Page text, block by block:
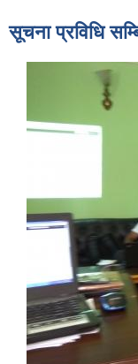
सूचना प्रविधि